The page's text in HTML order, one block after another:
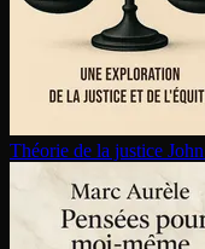
Théorie de la justice